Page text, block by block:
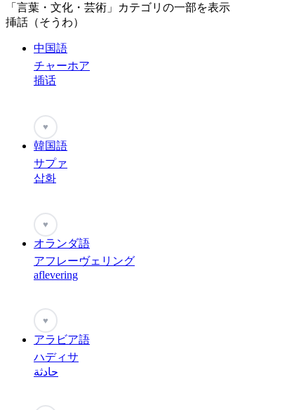
「言葉・文化・芸術」カテゴリの一部を表示
挿話（そうわ）
中国語
チャーホア
插话
♥
韓国語
サプァ
삽화
♥
オランダ語
アフレーヴェリング
aflevering
♥
アラビア語
ハディサ
حادثة